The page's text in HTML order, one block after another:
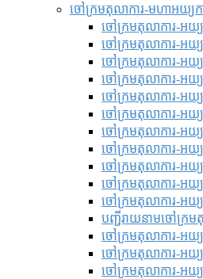
ចៅក្រមតុលាការ-មហាអយ្យក
ចៅក្រមតុលាការ-អយ្យ
ចៅក្រមតុលាការ-អយ្យ
ចៅក្រមតុលាការ-អយ្យ
ចៅក្រមតុលាការ-អយ្យ
ចៅក្រមតុលាការ-អយ្
ចៅក្រមតុលាការ-អយ្យ
ចៅក្រមតុលាការ-អយ្យ
ចៅក្រមតុលាការ-អយ្យ
ចៅក្រមតុលាការ-អយ្យ
ចៅក្រមតុលាការ-អយ្យក
ចៅក្រមតុលាការ-អយ្យ
បញ្ជីរាយនាមចៅក្រម
ចៅក្រមតុលាការ-អយ្យ
ចៅក្រមតុលាការ-អយ្យក
ចៅក្រមតុលាការ-អយ្យក